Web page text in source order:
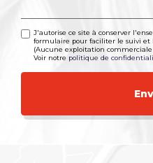
J'autorise ce site à conserver
formulaire pour faciliter le suivi
(Aucune exploitation commerciale
Voir notre politique de